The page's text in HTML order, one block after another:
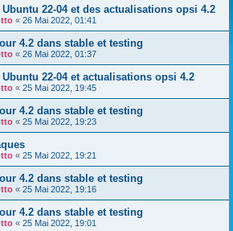
22-04 et des actualisations opsi 4.2
« 26 Mai 2022, 01:41
4.2 dans stable et testing
« 26 Mai 2022, 01:37
22-04 et actualisations opsi 4.2
« 25 Mai 2022, 19:45
4.2 dans stable et testing
« 25 Mai 2022, 19:23
« 25 Mai 2022, 19:21
4.2 dans stable et testing
« 25 Mai 2022, 19:16
4.2 dans stable et testing
« 25 Mai 2022, 19:01